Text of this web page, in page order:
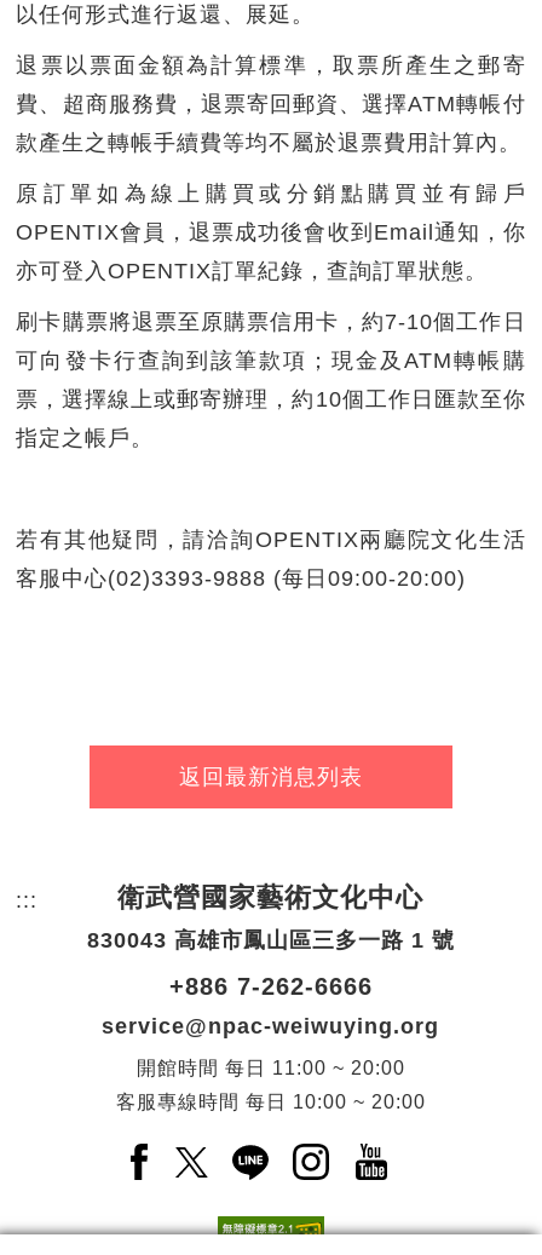
以任何形式進行返還、展延。
退票以票面金額為計算標準，取票所產生之郵寄
費、超商服務費，退票寄回郵資、選擇ATM轉帳付
款產生之轉帳手續費等均不屬於退票費用計算內。
原訂單如為線上購買或分銷點購買並有歸戶
OPENTIX會員，退票成功後會收到Email通知，你
亦可登入OPENTIX訂單紀錄，查詢訂單狀態。
刷卡購票將退票至原購票信用卡，約7-10個工作日
可向發卡行查詢到該筆款項；現金及ATM轉帳購
票，選擇線上或郵寄辦理，約10個工作日匯款至你
指定之帳戶。
若有其他疑問，請洽詢OPENTIX兩廳院文化生活
客服中心(02)3393-9888 (每日09:00-20:00)
返回最新消息列表
::: 頁尾網站資訊。
衛武營國家藝術文化中心
830043 高雄市鳳山區三多一路 1 號
+886 7-262-6666
service@npac-weiwuying.org
開館時間 每日
11:00 ~ 20:00
客服專線時間 每日 10:00 ~ 20:00
Facebook(另開新視窗)
X(另開新視窗)
LINE(另開新視窗)
Instagram(另開新視
YouTube(另開